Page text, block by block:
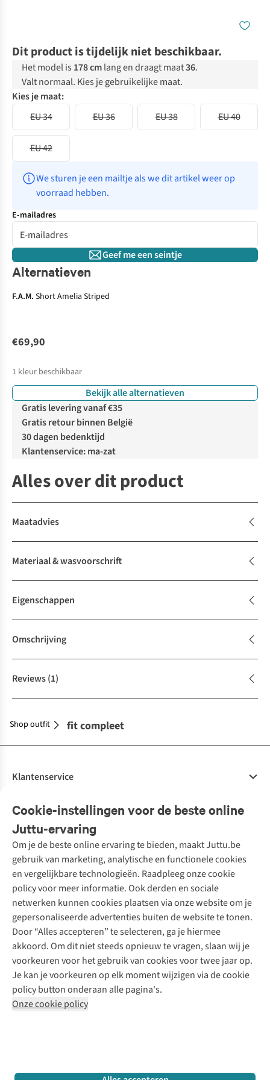
Dit product is tijdelijk niet beschikbaar.
Het model is 178 cmlang en draagt maat36.
Valt normaal. Kies je gebruikelijke maat.
Kies je maat:
EU 34
EU 36 EU 38 EU 40
EU 42
We sturen je een mailtje als we dit artikel weer op
voorraad hebben.
E-mailadres
Geef me een seintje
Alternatieven
F.A.M. Short Amelia Striped
€69,90
1 kleur beschikbaar
Bekijk alle alternatieven
Gratis levering vanaf €35
Gratis retour binnen België
30 dagen bedenktijd
Klantenservice: ma-zat
Alles over dit product
Maatadvies
Materiaal & wasvoorschrift
Eigenschappen
Omschrijving
Reviews(1)
Maak je outfit compleet
Shop outfit
Cookie-instellingen voor de beste online
Juttu-ervaring
Om je de beste online ervaring te bieden, maakt Juttu.be
gebruik van marketing, analytische en functionele cookies
en vergelijkbare technologieën. Raadpleeg onze cookie
policy voor meer informatie. Ook derden en sociale
netwerken kunnen cookies plaatsen via onze website om je
gepersonaliseerde advertenties buiten de website te tonen.
Door “Alles accepteren” te selecteren, ga je hiermee
akkoord. Om dit niet steeds opnieuw te vragen, slaan wij je
voorkeuren voor het gebruik van cookies voor twee jaar op.
Je kan je voorkeuren op elk moment wijzigen via de cookie
policy button onderaan alle pagina's.
Onze cookie policy
Klantenservice
Bestellen
Betalen
10% studentenkorting
Klarna - achteraf betalen
Levering
Retourneren
Bestelling herroepen
Garantie
Contact
Onze diensten
Tweedehands - ReJUsed
Kledingatelier
Personal shopping
Textielbox
Events / workshops
Juttu
Over ons
Juttu Friends
Inspiratie
Werken bij Juttu
Onze winkels
De wereld van Juttu
Verantwoord ondernemen
Toegankelijkheidsverklaring
Merken
Nathalie Vleeschouwer
Selected dames
HKLiving
Dickies
Sessùn
Strom
O My Bag
Revolution
Meld je aan voor de nieuwsbrief
Follow us
+32 (0)3 828 30 15 team@juttu.be